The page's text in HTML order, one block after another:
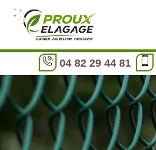
04 82 29 44 81